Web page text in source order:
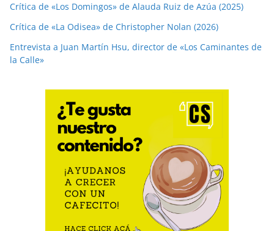
Crítica de «Los Domingos» de Alauda Ruiz de Azúa (2025)
Crítica de «La Odisea» de Christopher Nolan (2026)
Entrevista a Juan Martín Hsu, director de «Los Caminantes de
la Calle»